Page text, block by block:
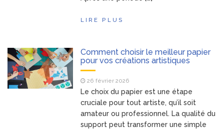
LIRE PLUS
Comment choisir le meilleur papier
pour vos créations artistiques
26 février 2026
Le choix du papier est une étape
cruciale pour tout artiste, qu’il soit
amateur ou professionnel. La qualité du
support peut transformer une simple